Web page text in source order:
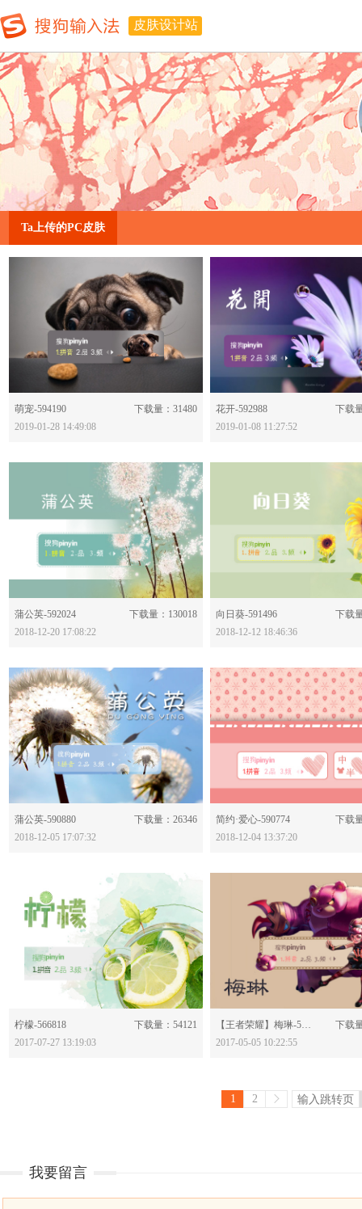
皮肤设计站
Ta上传的PC皮肤
萌宠-594190
下载量：31480
2019-01-28 14:49:08
花开-592988
下载
2019-01-08 11:27:52
蒲公英-592024
下载量：130018
2018-12-20 17:08:22
向日葵-591496
下载
2018-12-12 18:46:36
蒲公英-590880
下载量：26346
2018-12-05 17:07:32
分享：
简约·爱心-590774
下载
2018-12-04 13:37:20
柠檬-566818
下载量：54121
2017-07-27 13:19:03
分享：
【王者荣耀】梅琳-560881
下载
2017-05-05 10:22:55
1 2
我要留言